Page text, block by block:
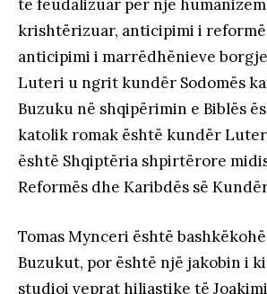
të feudalizuar për një
krishtërizuar, anticipimi i
anticipimi i marrëdhënieve
Luteri u ngrit kundër Sodomës
Buzuku në shqipërimin e Biblës
katolik romak është kundër
është Shqiptëria shpirtërore
Reformës dhe Karibdës së
Tomas Mynceri është
Buzukut, por është një jakobin i
studioi veprat hiliastike të